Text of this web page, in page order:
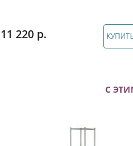
11 220
С